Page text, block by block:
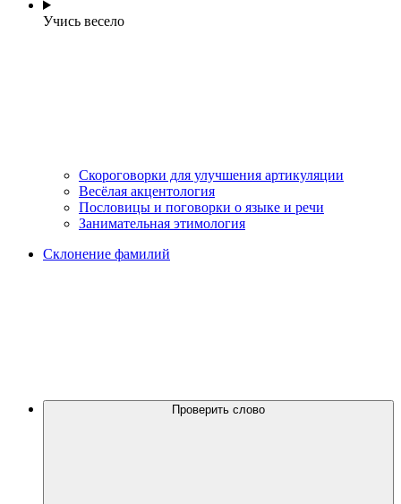
Учись весело
Скороговорки для улучшения артикуляции
Весёлая акцентология
Пословицы и поговорки о языке и речи
Занимательная этимология
Склонение фамилий
Проверить слово